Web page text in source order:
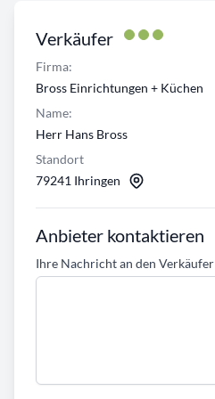
Verkäufer
Firma:
Bross Einrichtungen + Küchen
Name:
Herr Hans Bross
Standort
79241 Ihringen
Anbieter kontaktieren
Ihre Nachricht an den Verkäufer